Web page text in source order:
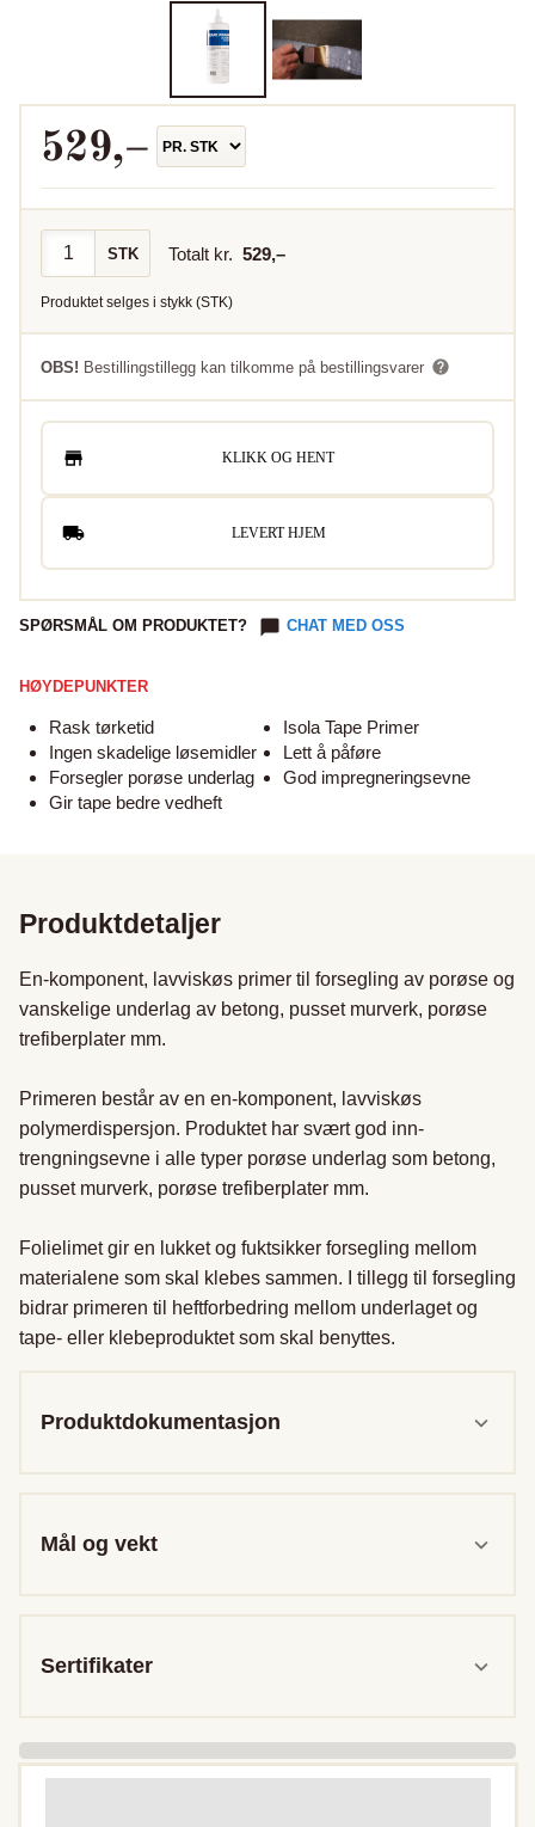
529,–
STK Totalt kr. 529,–
Produktet selges i stykk (STK)
OBS! Bestillingstillegg kan tilkomme på bestillingsvarer
KLIKK OG HENT
LEVERT HJEM
SPØRSMÅL OM PRODUKTET? CHAT MED OSS
HØYDEPUNKTER
Rask tørketid
Ingen skadelige løsemidler
Forsegler porøse underlag
Gir tape bedre vedheft
Isola Tape Primer
Lett å påføre
God impregneringsevne
Produktdetaljer
En-komponent, lavviskøs primer til forsegling av porøse og
vanskelige underlag av betong, pusset murverk, porøse
trefiberplater mm.
Primeren består av en en-komponent, lavviskøs
polymerdispersjon. Produktet har svært god inn-
trengningsevne i alle typer porøse underlag som betong,
pusset murverk, porøse trefiberplater mm.
Folielimet gir en lukket og fuktsikker forsegling mellom
materialene som skal klebes sammen. I tillegg til forsegling
bidrar primeren til heftforbedring mellom underlaget og
tape- eller klebeproduktet som skal benyttes.
Produktdokumentasjon
Mål og vekt
Sertifikater